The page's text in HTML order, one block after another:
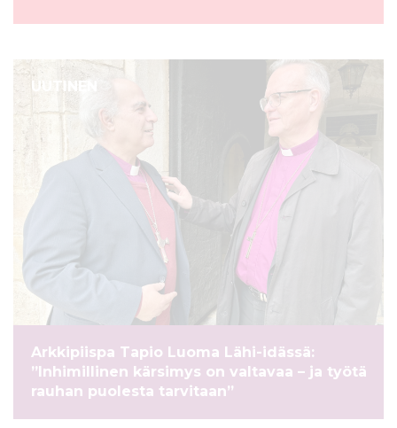
UUTINEN
Arkkipiispa Tapio Luoma Lähi-idässä:
”Inhimillinen kärsimys on valtavaa – ja työtä
rauhan puolesta tarvitaan”